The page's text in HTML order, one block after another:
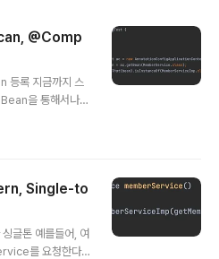
@Comp
록 지금까지 스
을 통해서나
없었지만, 등록해
로 스프링 빈을 등
+ 의존관계도 자
능도 제공 packa
Single-to
글톤 예를들어, 여
를 요청한다